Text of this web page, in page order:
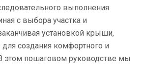
выполнения
с выбора участка и
установкой крыши,
создания комфортного и
этом пошаговом руководстве мы